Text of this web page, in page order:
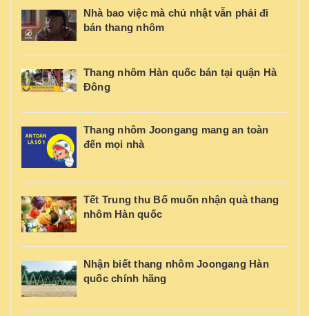
Nhà bao việc mà chủ nhật vẫn phải đi
bán thang nhôm
Thang nhôm Hàn quốc bán tại quận Hà
Đông
Thang nhôm Joongang mang an toàn
đến mọi nhà
Tết Trung thu Bố muốn nhận quà thang
nhôm Hàn quốc
Nhận biết thang nhôm Joongang Hàn
quốc chính hãng